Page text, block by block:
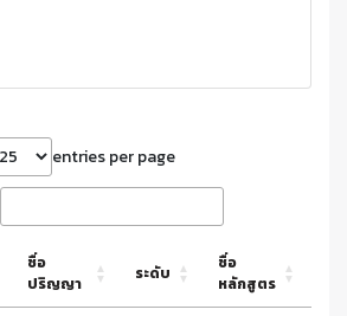
entries per page
ชื่อ
ปริญญา
ระดับ
ชื่อ
หลักสูตร